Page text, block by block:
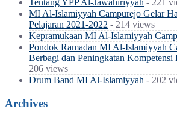
MI Al-Islamiyyah Campurejo Gelar
Pelajaran 2021-2022 - 214 views
Kepramukaan MI Al-Islamiyyah
Pondok Ramadan MI Al-Islamiyyah
Berbagi dan Peningkatan Kompetensi
206 views
Drum Band MI Al-Islamiyyah - 202
Archives